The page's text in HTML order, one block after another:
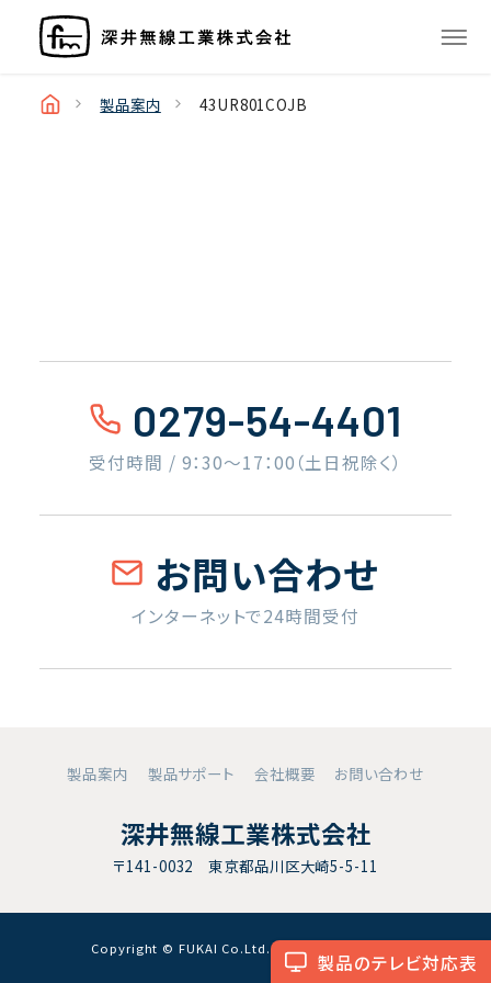
製品のテレビ対応表
製品案内 43UR801COJB
0279-54-4401
受付時間 / 9：30〜17：00（土日祝除く）
お問い合わせ
インターネットで24時間受付
製品案内 製品サポート 会社概要 お問い合わせ
深井無線工業株式会社
〒141-0032 東京都品川区大崎5-5-11
Copyright © FUKAI Co.Ltd. All RightsReserved.